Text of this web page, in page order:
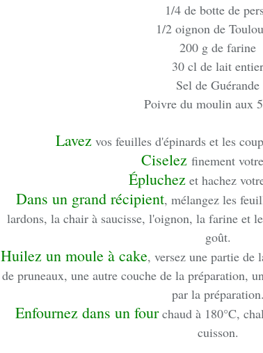
1/4 de botte de
1/2 oignon de
200 g de farine
30 cl de lait entier
Sel de Guérande
Poivre du moulin aux
Lavezvos feuilles d'épinards et les
Ciselez finement
Épluchez et hachez
Dans un grand récipient, mélangez les
lardons, la chair à saucisse, l'oignon, la farine et
goût.
Huilez un moule à cake, versez une partie de
de pruneaux, une autre couche de la préparation,
par la préparation.
Enfournez dans un fourchaud à 180°C,
cuisson.